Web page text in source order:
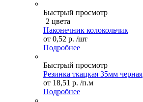
Быстрый просмотр
2 цвета
Наконечник колокольчик
от 0,52 р. /шт
Подробнее
Быстрый просмотр
Резинка ткацкая 35мм черная
от 18,51 р. /п.м
Подробнее